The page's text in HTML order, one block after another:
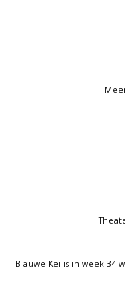
Blauwe Kei is in week 34